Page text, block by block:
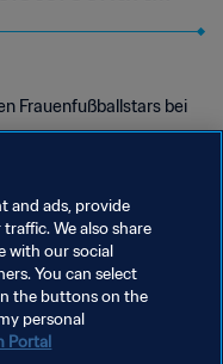
Frauenfußballstars bei
and ads, provide
We also share
with our social
You can select
the buttons on the
personal
Portal